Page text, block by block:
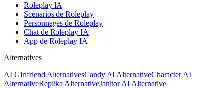
Roleplay IA
Scénarios de Roleplay
Personnages de Roleplay
Chat de Roleplay IA
App de Roleplay IA
Alternatives
AI Girlfriend AlternativesCandy AI AlternativeCharacter AI
AlternativeReplika AlternativeJanitor AI Alternative